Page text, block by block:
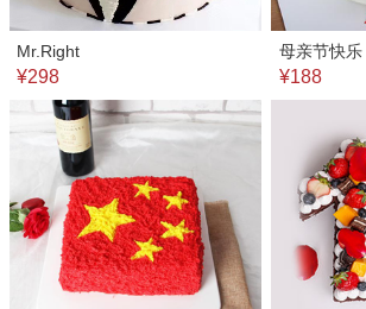
Mr.Right
¥298
母亲节快乐
¥188